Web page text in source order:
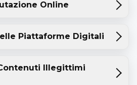
Online
Piattaforme Digitali
Illegittimi